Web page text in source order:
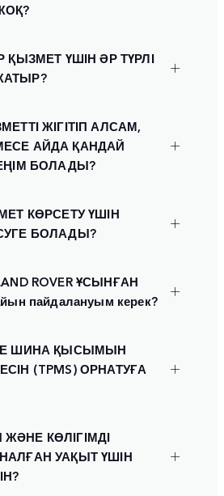
ҚЫЗМЕТ ҮШІН ӘР ТҮРЛІ
ЖІГІТІП АЛСАМ,
АЙДА ҚАНДАЙ
БОЛАДЫ?
КӨРСЕТУ ҮШІН
БОЛАДЫ?
ROVER ҰСЫНҒАН
пайдалануым керек?
ШИНА ҚЫСЫМЫН
(TPMS) ОРНАТУҒА
КӨЛІГІМДІ
УАҚЫТ ҮШІН